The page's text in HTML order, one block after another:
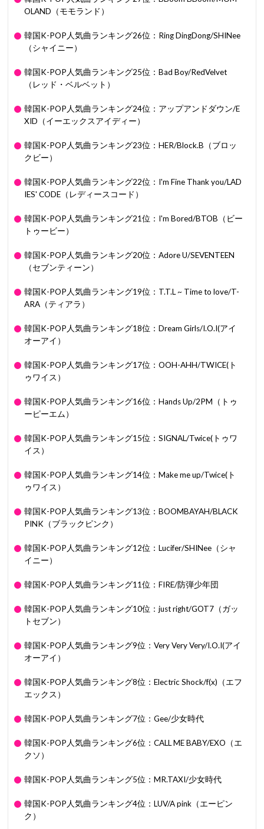
OLAND（モモランド）
韓国K-POP人気曲ランキング26位：Ring DingDong/SHINee
（シャイニー）
韓国K-POP人気曲ランキング25位：Bad Boy/RedVelvet
（レッド・ベルベット）
韓国K-POP人気曲ランキング24位：アップアンドダウン/E
XID（イーエックスアイディー）
韓国K-POP人気曲ランキング23位：HER/Block.B（ブロッ
クビー）
韓国K-POP人気曲ランキング22位：I'm Fine Thank you/LAD
IES' CODE（レディースコード）
韓国K-POP人気曲ランキング21位：I'm Bored/BTOB（ビー
トゥービー）
韓国K-POP人気曲ランキング20位：Adore U/SEVENTEEN
（セブンティーン）
韓国K-POP人気曲ランキング19位：T.T.L ~ Time to love/T-
ARA（ティアラ）
韓国K-POP人気曲ランキング18位：Dream Girls/I.O.I(アイ
オーアイ）
韓国K-POP人気曲ランキング17位：OOH-AHH/TWICE(ト
ゥワイス）
韓国K-POP人気曲ランキング16位：Hands Up/2PM（トゥ
ーピーエム）
韓国K-POP人気曲ランキング15位：SIGNAL/Twice(トゥワ
イス）
韓国K-POP人気曲ランキング14位：Make me up/Twice(ト
ゥワイス）
韓国K-POP人気曲ランキング13位：BOOMBAYAH/BLACK
PINK（ブラックピンク）
韓国K-POP人気曲ランキング12位：Lucifer/SHINee（シャ
イニー）
韓国K-POP人気曲ランキング11位：FIRE/防弾少年団
韓国K-POP人気曲ランキング10位：just right/GOT7（ガッ
トセブン）
韓国K-POP人気曲ランキング9位：Very Very Very/I.O.I(アイ
オーアイ）
韓国K-POP人気曲ランキング8位：Electric Shock/f(x)（エフ
エックス）
韓国K-POP人気曲ランキング7位：Gee/少女時代
韓国K-POP人気曲ランキング6位：CALL ME BABY/EXO（エ
クソ）
韓国K-POP人気曲ランキング5位：MR.TAXI/少女時代
韓国K-POP人気曲ランキング4位：LUV/A pink（エーピン
ク）